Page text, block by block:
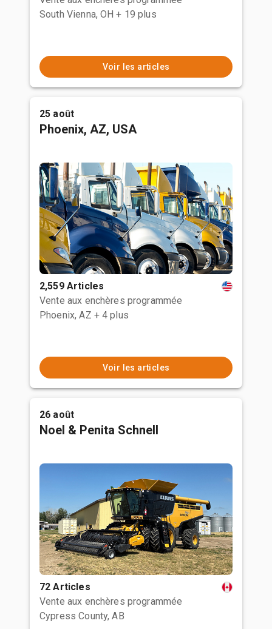
South Vienna, OH + 19 plus
Voir les articles
25 août
Phoenix, AZ, USA
2,559 Articles
Vente aux enchères programmée
Phoenix, AZ + 4 plus
Voir les articles
26 août
Noel & Penita Schnell
72 Articles
Vente aux enchères programmée
Cypress County, AB